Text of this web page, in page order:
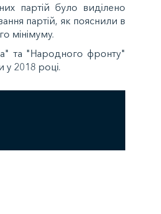
партій було виділено
партій, як пояснили в
мінімуму.
та "Народного фронту"
у 2018 році.